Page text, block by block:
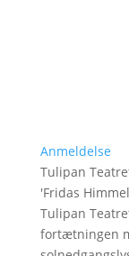
Anmeldelse
Tulipan
'Fridas
Tulipan
fortætningen